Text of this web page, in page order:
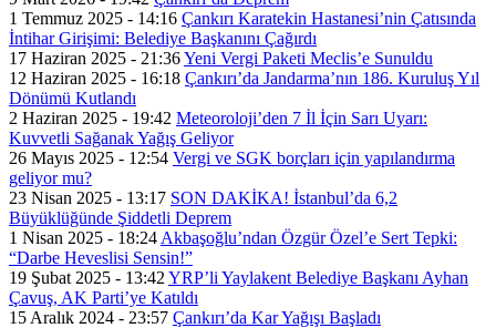
1 Temmuz 2025 - 14:16 Çankırı Karatekin Hastanesi’nin Çatısında
İntihar Girişimi: Belediye Başkanını Çağırdı
17 Haziran 2025 - 21:36Yeni Vergi Paketi Meclis’e Sunuldu
12 Haziran 2025 - 16:18 Çankırı’da Jandarma’nın 186. Kuruluş Yıl
Dönümü Kutlandı
2 Haziran 2025 - 19:42 Meteoroloji’den 7 İl İçin Sarı Uyarı:
Kuvvetli Sağanak Yağış Geliyor
26 Mayıs 2025 - 12:54 Vergi ve SGK borçları için yapılandırma
geliyor mu?
23 Nisan 2025 - 13:17 SON DAKİKA! İstanbul’da 6,2
Büyüklüğünde Şiddetli Deprem
1 Nisan 2025 - 18:24 Akbaşoğlu’ndan Özgür Özel’e Sert Tepki:
“Darbe Heveslisi Sensin!”
19 Şubat 2025 - 13:42 YRP’li Yaylakent Belediye Başkanı Ayhan
Çavuş, AK Parti’ye Katıldı
15 Aralık 2024 - 23:57 Çankırı’da Kar Yağışı Başladı